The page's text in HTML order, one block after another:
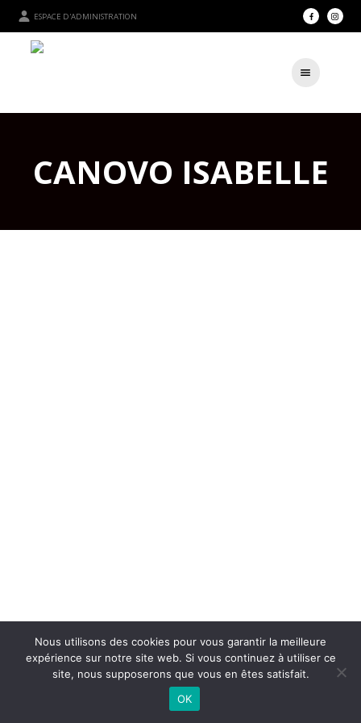
ESPACE D'ADMINISTRATION
CANOVO ISABELLE
2026 - Basket Club Basse-Goulaine | Site internet réalisé par
CONTACTEZ-NOUS | MENTIONS LÉGALES
Nous utilisons des cookies pour vous garantir la meilleure
expérience sur notre site web. Si vous continuez à utiliser ce
site, nous supposerons que vous en êtes satisfait.
OK